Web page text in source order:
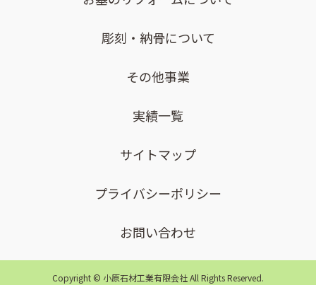
彫刻・納骨について
その他事業
実績一覧
サイトマップ
プライバシーポリシー
お問い合わせ
Copyright © 小原石材工業有限会社 All Rights Reserved.